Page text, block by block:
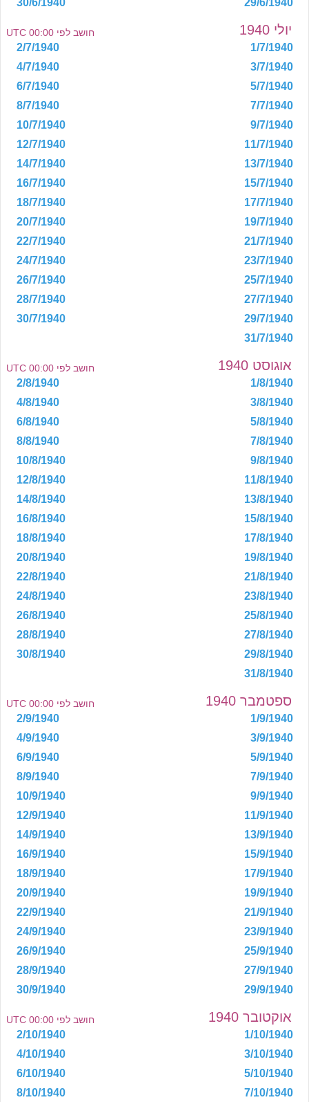
29/6/1940
30/6/1940
יולי 1940 חושב לפי 00:00 UTC
1/7/1940
2/7/1940
3/7/1940
4/7/1940
5/7/1940
6/7/1940
7/7/1940
8/7/1940
9/7/1940
10/7/1940
11/7/1940
12/7/1940
13/7/1940
14/7/1940
15/7/1940
16/7/1940
17/7/1940
18/7/1940
19/7/1940
20/7/1940
21/7/1940
22/7/1940
23/7/1940
24/7/1940
25/7/1940
26/7/1940
27/7/1940
28/7/1940
29/7/1940
30/7/1940
31/7/1940
אוגוסט 1940 חושב לפי 00:00 UTC
1/8/1940
2/8/1940
3/8/1940
4/8/1940
5/8/1940
6/8/1940
7/8/1940
8/8/1940
9/8/1940
10/8/1940
11/8/1940
12/8/1940
13/8/1940
14/8/1940
15/8/1940
16/8/1940
17/8/1940
18/8/1940
19/8/1940
20/8/1940
21/8/1940
22/8/1940
23/8/1940
24/8/1940
25/8/1940
26/8/1940
27/8/1940
28/8/1940
29/8/1940
30/8/1940
31/8/1940
ספטמבר 1940 חושב לפי 00:00 UTC
1/9/1940
2/9/1940
3/9/1940
4/9/1940
5/9/1940
6/9/1940
7/9/1940
8/9/1940
9/9/1940
10/9/1940
11/9/1940
12/9/1940
13/9/1940
14/9/1940
15/9/1940
16/9/1940
17/9/1940
18/9/1940
19/9/1940
20/9/1940
21/9/1940
22/9/1940
23/9/1940
24/9/1940
25/9/1940
26/9/1940
27/9/1940
28/9/1940
29/9/1940
30/9/1940
אוקטובר 1940 חושב לפי 00:00 UTC
1/10/1940
2/10/1940
3/10/1940
4/10/1940
5/10/1940
6/10/1940
7/10/1940
8/10/1940